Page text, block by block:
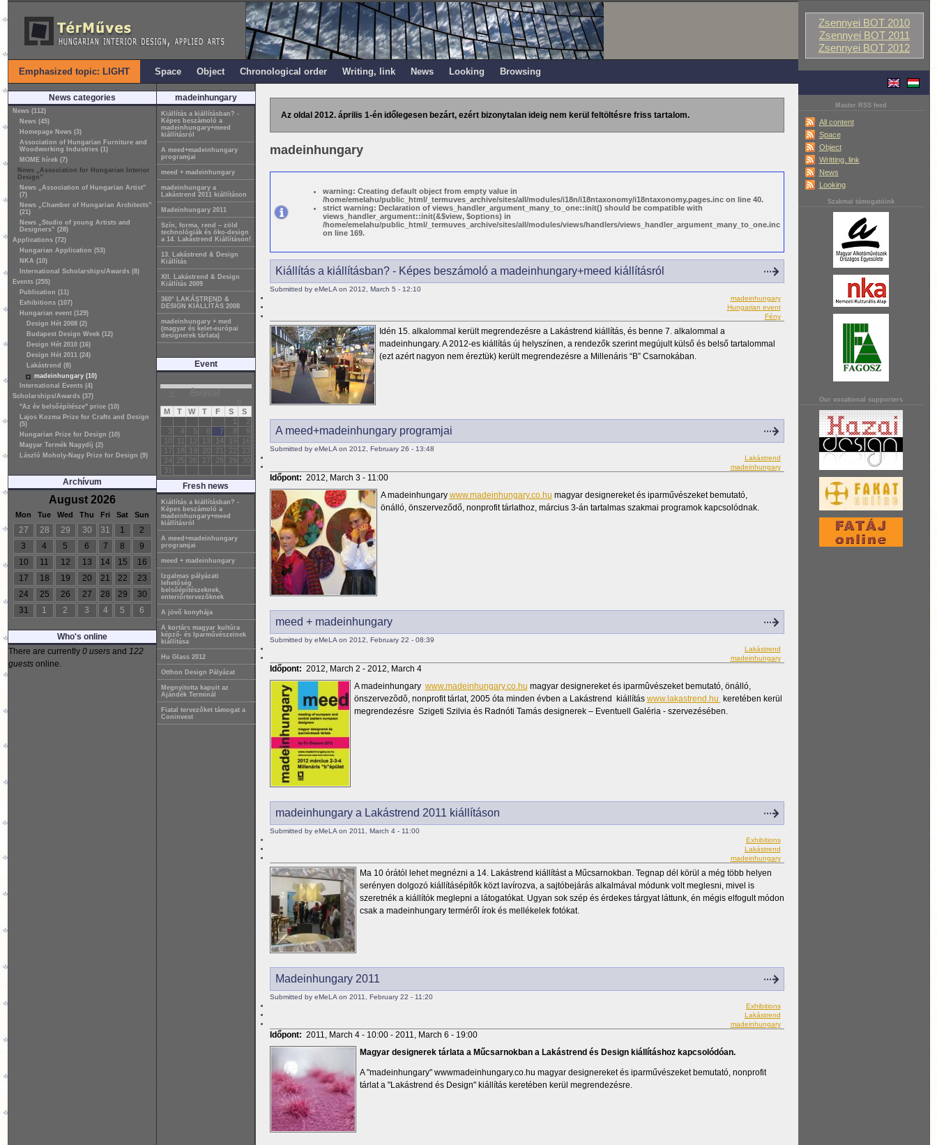
Zsennyei BOT 2010
Zsennyei BOT 2011
Zsennyei BOT 2012
Master RSS feed
All content
Space
Object
Writting, link
News
Looking
Szakmai támogatóink
Our vocational supporters
Emphasized topic: LIGHT Space Object Chronological order Writing, link News Looking Browsing
News categories
News (112)
News (45)
Homepage News (3)
Association of Hungarian Furniture and
Woodworking Industries (1)
MOME hírek (7)
News „Association for Hungarian Interior
Design”
News „Association of Hungarian Artist”
(7)
News „Chamber of Hungarian Architects”
(21)
News „Studio of young Artists and
Designers” (28)
Applications (72)
Hungarian Application (53)
NKA (10)
International Scholarships/Awards (8)
Events (255)
Publication (11)
Exhibitions (107)
Hungarian event (129)
Design Hét 2008 (2)
Budapest Design Week (12)
Design Hét 2010 (16)
Design Hét 2011 (24)
Lakástrend (8)
madeinhungary (10)
International Events (4)
Scholarships/Awards (37)
"Az év belsőépítésze" price (10)
Lajos Kozma Prize for Crafts and Design
(5)
Hungarian Prize for Design (10)
Magyar Termék Nagydíj (2)
László Moholy-Nagy Prize for Design (9)
Archívum
August 2026
Mon Tue Wed Thu Fri Sat Sun
27 28 29 30 31 1
2
3
4 5 6 7 8
9
10
11 12 13 14 15
16
17
18 19 20 21 22
23
24
25 26 27 28 29
30
31
1 2 3 4 5 6
Who's online
There are currently 0 usersand 122
guestsonline.
madeinhungary
Kiállítás a kiállításban? -
Képes beszámoló a
madeinhungary+meed
kiállításról
A meed+madeinhungary
programjai
meed + madeinhungary
madeinhungary a
Lakástrend 2011 kiállításon
Madeinhungary 2011
Szín, forma, rend – zöld
technológiák és öko-design
a 14. Lakástrend Kiállításon!
13. Lakástrend & Design
Kiállítás
XII. Lakástrend & Design
Kiállítás 2009
360° LAKÁSTREND &
DESIGN KIÁLLÍTÁS 2008
madeinhungary + med
(magyar és kelet-európai
designerek tárlata)
Event
« August
M T W T F S
S
1
2
3
4 5 6 7 8
9
10
11 12 13 14 15
16
17
18 19 20 21 22
23
24
25 26 27 28 29
30
31
Fresh news
Kiállítás a kiállításban? -
Képes beszámoló a
madeinhungary+meed
kiállításról
A meed+madeinhungary
programjai
meed + madeinhungary
Izgalmas pályázati
lehetőség
belsőépítészeknek,
enteriőrtervezőknek
A jövő konyhája
A kortárs magyar kultúra
képző- és Iparművészeinek
kiállítása
Hu Glass 2012
Otthon Design Pályázat
Megnyitotta kapuit az
Ajándék Terminál
Fiatal tervezőket támogat a
Coninvest
Az oldal 2012. április 1-én időlegesen bezárt, ezért bizonytalan ideig nem kerül feltöltésre friss tartalom.
madeinhungary
warning: Creating default object from empty value in
/home/emelahu/public_html/_termuves_archive/sites/all/modules/i18n/i18ntaxonomy/i18ntaxonomy.pages.inc on line 40.
strict warning: Declaration of views_handler_argument_many_to_one::init() should be compatible with
views_handler_argument::init(&$view, $options) in
/home/emelahu/public_html/_termuves_archive/sites/all/modules/views/handlers/views_handler_argument_many_to_one.inc
on line 169.
Kiállítás a kiállításban? - Képes beszámoló a madeinhungary+meed kiállításról
Submitted by eMeLA on 2012, March 5 - 12:10
madeinhungary
Hungarian event
Fény
Idén 15. alkalommal került megrendezésre a Lakástrend kiállítás, és benne 7. alkalommal a
madeinhungary. A 2012-es kiállítás új helyszínen, a rendezők szerint megújult külső és belső tartalommal
(ezt azért nagyon nem éreztük) került megrendezésre a Millenáris “B” Csarnokában.
A meed+madeinhungary programjai
Submitted by eMeLA on 2012, February 26 - 13:48
Lakástrend
madeinhungary
Időpont: 2012, March 3 - 11:00
A madeinhungary www.madeinhungary.co.hu magyar designereket és iparművészeket bemutató,
önálló, önszerveződő, nonprofit tárlathoz, március 3-án tartalmas szakmai programok kapcsolódnak.
meed + madeinhungary
Submitted by eMeLA on 2012, February 22 - 08:39
Lakástrend
madeinhungary
Időpont: 2012, March 2 - 2012, March 4
A madeinhungary www.madeinhungary.co.hu magyar designereket és iparmûvészeket bemutató, önálló,
önszervezôdô, nonprofit tárlat, 2005 óta minden évben a Lakástrend kiállítás www.lakastrend.hu
keretében kerül
megrendezésre Szigeti Szilvia és Radnóti Tamás designerek – Eventuell Galéria - szervezésében.
madeinhungary a Lakástrend 2011 kiállításon
Submitted by eMeLA on 2011, March 4 - 11:00
Exhibitions
Lakástrend
madeinhungary
Ma 10 órától lehet megnézni a 14. Lakástrend kiállítást a Műcsarnokban. Tegnap dél körül a még több helyen
serényen dolgozó kiállításépítők közt lavírozva, a sajtóbejárás alkalmával módunk volt meglesni, mivel is
szeretnék a kiállítók meglepni a látogatókat. Ugyan sok szép és érdekes tárgyat láttunk, én mégis elfogult módon
csak a madeinhungary terméről írok és mellékelek fotókat.
Madeinhungary 2011
Submitted by eMeLA on 2011, February 22 - 11:20
Exhibitions
Lakástrend
madeinhungary
Időpont: 2011, March 4 - 10:00- 2011, March 6 - 19:00
Magyar designerek tárlata a Műcsarnokban a Lakástrend és Design kiállításhoz kapcsolódóan.
A "madeinhungary" wwwmadeinhungary.co.hu magyar designereket és iparművészeket bemutató, nonprofit
tárlat a "Lakástrend és Design" kiállítás keretében kerül megrendezésre.